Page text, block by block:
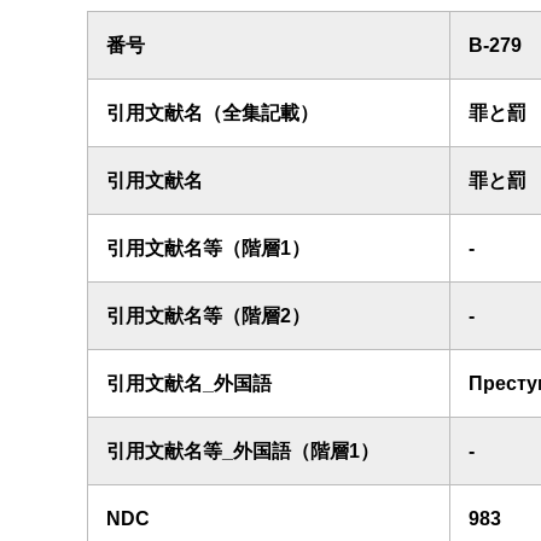
番号 B-279
引用文献名（全集記載） 罪と罰
引用文献名 罪と罰
引用文献名等（階層1） -
引用文献名等（階層2） -
引用文献名_外国語
引用文献名等_外国語（階層1） -
NDC 983